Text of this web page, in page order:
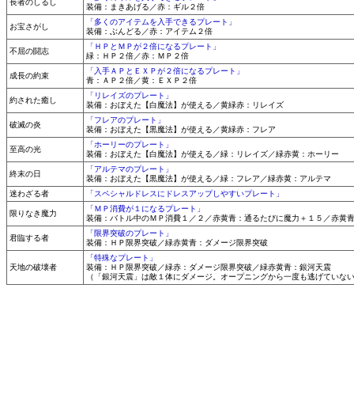
長者のしるし
装備：まきあげる／赤：ギル２倍
お宝さがし
「多くのアイテムを入手できるプレート」
装備：ぶんどる／赤：アイテム２倍
不屈の闘志
「ＨＰとＭＰが２倍になるプレート」
緑：ＨＰ２倍／赤：ＭＰ２倍
成長の約束
「入手ＡＰとＥＸＰが２倍になるプレート」
青：ＡＰ２倍／黄：ＥＸＰ２倍
約された癒し
「リレイズのプレート」
装備：おぼえた【白魔法】が使える／黄緑赤：リレイズ
破滅の炎
「フレアのプレート」
装備：おぼえた【黒魔法】が使える／黄緑赤：フレア
至高の光
「ホーリーのプレート」
装備：おぼえた【白魔法】が使える／緑：リレイズ／緑赤黄：ホーリー
終末の日
「アルテマのプレート」
装備：おぼえた【黒魔法】が使える／緑：フレア／緑赤黄：アルテマ
迷わざる者
「スペシャルドレスにドレスアップしやすいプレート」
限りなき魔力
「ＭＰ消費が１になるプレート」
装備：バトル中のＭＰ消費１／２／赤黄青：通るたびに魔力＋１５／赤黄
君臨する者
「限界突破のプレート」
装備：ＨＰ限界突破／緑赤黄青：ダメージ限界突破
天地の破壊者
「特殊なプレート」
装備：ＨＰ限界突破／緑赤：ダメージ限界突破／緑赤黄青：銀河天震
（「銀河天震」は敵１体にダメージ。オープニングから一度も逃げていな